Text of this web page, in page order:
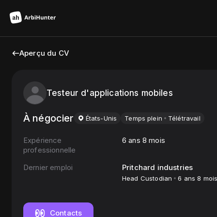
Aperçu du CV
Testeur d'applications mobiles
À négocier États-Unis Temps plein Télétravail
Expérience
professionnelle
6 ans 8 mois
Dernier emploi Pritchard industries
Head Custodian 6 ans 8
Contacts